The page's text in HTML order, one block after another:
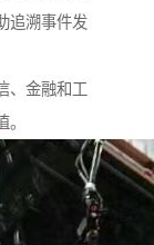
追溯事件发
、金融和工